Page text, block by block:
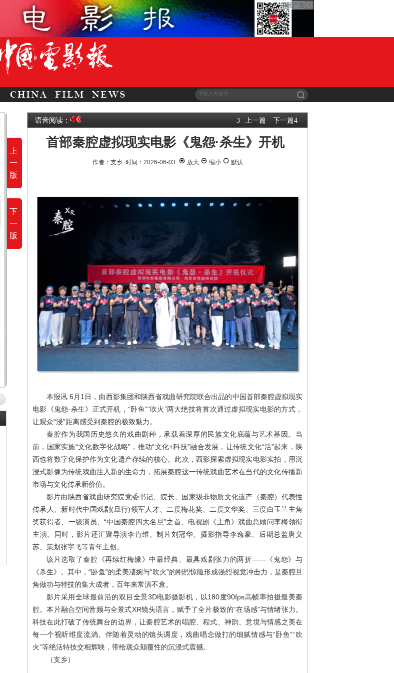
上
一
版
下
一
版
语音阅读： 3 上一篇 下一篇4
首部秦腔虚拟现实电影《鬼怨·杀生》开机
作者：支乡 时间：2026-06-03 放大 缩小 默认
本报讯 6月1日，由西影集团和陕西省戏曲研究院联合出品的中国首部秦腔虚拟现实
电影《鬼怨·杀生》正式开机，“卧鱼”“吹火”两大绝技将首次通过虚拟现实电影的方式，
让观众“浸”距离感受到秦腔的极致魅力。
秦腔作为我国历史悠久的戏曲剧种，承载着深厚的民族文化底蕴与艺术基因。当
前，国家实施“文化数字化战略”，推动“文化+科技”融合发展，让传统文化“活”起来，陕
西也将数字化保护作为文化遗产存续的核心。此次，西影探索虚拟现实电影实拍，用沉
浸式影像为传统戏曲注入新的生命力，拓展秦腔这一传统戏曲艺术在当代的文化传播新
市场与文化传承新价值。
影片由陕西省戏曲研究院党委书记、院长、国家级非物质文化遗产（秦腔）代表性
传承人、新时代中国戏剧(旦行)领军人才、二度梅花奖、二度文华奖、三度白玉兰主角
奖获得者、一级演员、“中国秦腔四大名旦”之首、电视剧《主角》戏曲总顾问李梅领衔
主演。同时，影片还汇聚导演李肯维、制片刘冠华、摄影指导李逸豪、后期总监唐义
苏、策划张宇飞等青年主创。
该片选取了秦腔《再续红梅缘》中最经典、最具戏剧张力的两折——《鬼怨》与
《杀生》。其中，“卧鱼”的柔美凄婉与“吹火”的刚烈惊险形成强烈视觉冲击力，是秦腔旦
角做功与特技的集大成者，百年来常演不衰。
影片采用全球最前沿的双目全景3D电影摄影机，以180度90fps高帧率拍摄最美秦
腔。本片融合空间音频与全景式XR镜头语言，赋予了全片极致的“在场感”与情绪张力。
科技在此打破了传统舞台的边界，让秦腔艺术的唱腔、程式、神韵、意境与情感之美在
每一个视听维度流淌。伴随着灵动的镜头调度，戏曲唱念做打的细腻情感与“卧鱼”“吹
火”等绝活特技交相辉映，带给观众颠覆性的沉浸式震撼。
（支乡）